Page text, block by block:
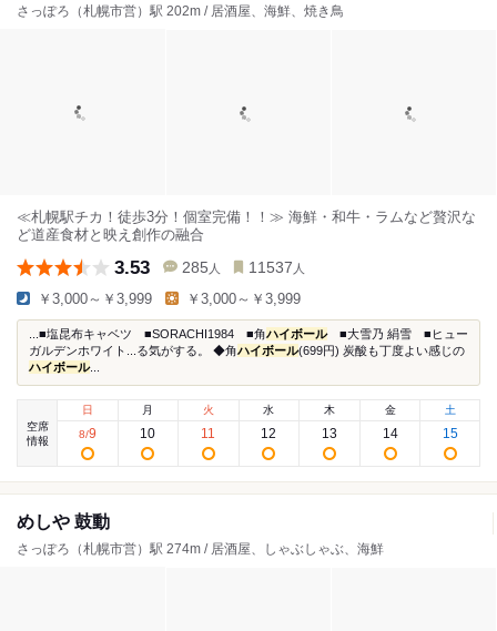
さっぽろ（札幌市営）駅 202m / 居酒屋、海鮮、焼き鳥
≪札幌駅チカ！徒歩3分！個室完備！！≫ 海鮮・和牛・ラムなど贅沢な
ど道産食材と映え創作の融合
3.53 285 人 11537 人
￥3,000～￥3,999 ￥3,000～￥3,999
...■塩昆布キャベツ ■SORACHI1984 ■角ハイボール■大雪乃 絹雪 ■ヒュー
ガルデンホワイト...る気がする。 ◆角ハイボール(699円) 炭酸も丁度よい感じの
ハイボール...
空席
情報
日
8/9
月
10
火
11
水
12
木
13
金
14
土
15
めしや 鼓動
さっぽろ（札幌市営）駅 274m / 居酒屋、しゃぶしゃぶ、海鮮